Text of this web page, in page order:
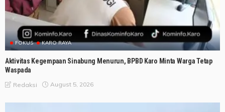
FOKUS KARO RAYA
Aktivitas Kegempaan Sinabung Menurun, BPBD Karo Minta Warga Tetap
Waspada
Redaksi August 5, 2026